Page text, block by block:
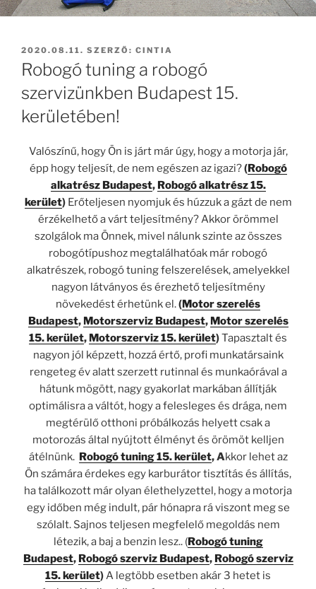
BEKÜLDVE:
2020.08.11. SZERZŐ: CINTIA
Robogó tuning a robogó
szervizünkben Budapest 15.
kerületében!
Valószínű, hogy Ön is járt már úgy, hogy a motorja jár,
épp hogy teljesít, de nem egészen az igazi?(Robogó
alkatrész Budapest, Robogó alkatrész 15.
kerület) Erőteljesen nyomjuk és húzzuk a gázt de nem
érzékelhető a várt teljesítmény? Akkor örömmel
szolgálok ma Önnek, mivel nálunk szinte az összes
robogótípushoz megtalálhatóak már robogó
alkatrészek, robogó tuning felszerelések, amelyekkel
nagyon látványos és érezhető teljesítmény
növekedést érhetünk el.(Motor szerelés
Budapest, Motorszerviz Budapest, Motor szerelés
15. kerület, Motorszerviz 15. kerület)Tapasztalt és
nagyon jól képzett, hozzá értő, profi munkatársaink
rengeteg év alatt szerzett rutinnal és munkaórával a
hátunk mögött, nagy gyakorlat markában állítják
optimálisra a váltót, hogy a felesleges és drága, nem
megtérülő otthoni próbálkozás helyett csak a
motorozás által nyújtott élményt és örömöt kelljen
átélnünk. Robogó tuning 15. kerület, Akkor lehet az
Ön számára érdekes egy karburátor tisztítás és állítás,
ha találkozott már olyan élethelyzettel, hogy a motorja
egy időben még indult, pár hónapra rá viszont meg se
szólalt. Sajnos teljesen megfelelő megoldás nem
létezik, a baj a benzin lesz.. (Robogó tuning
Budapest, Robogó szerviz Budapest, Robogó szerviz
15. kerület)A legtöbb esetben akár 3 hetet is